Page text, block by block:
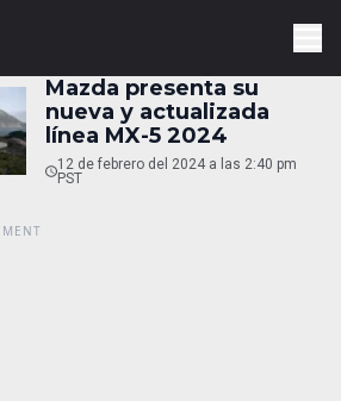
Mazda presenta su
nueva y actualizada
línea MX-5 2024
12 de febrero del 2024 a las 2:40 pm
PST